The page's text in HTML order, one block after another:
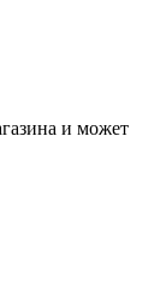
и может